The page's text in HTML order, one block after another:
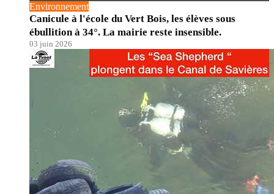
Environnement
Canicule à l'école du Vert Bois, les élèves sous
ébullition à 34°. La mairie reste insensible.
03 juin 2026